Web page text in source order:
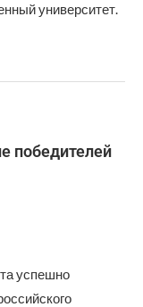
университет.
победителей
успешно